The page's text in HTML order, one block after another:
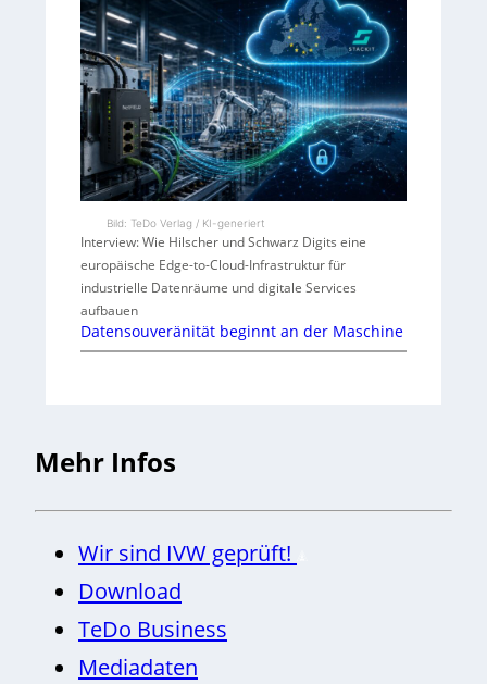
Bild: TeDo Verlag / KI-generiert
Interview: Wie Hilscher und Schwarz Digits eine
europäische Edge-to-Cloud-Infrastruktur für
industrielle Datenräume und digitale Services
aufbauen
Datensouveränität beginnt an der Maschine
Mehr Infos
Wir sind IVW geprüft!
Download
TeDo Business
Mediadaten